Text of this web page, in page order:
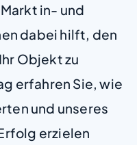
in- und
dabei hilft, den
Objekt zu
erfahren Sie, wie
und unseres
erzielen